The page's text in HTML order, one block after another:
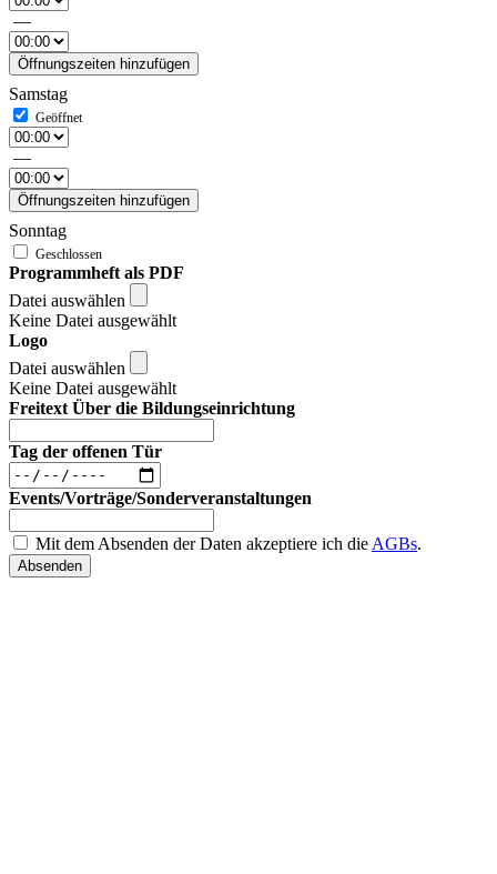
—
Öffnungszeiten hinzufügen
Samstag
—
Öffnungszeiten hinzufügen
Sonntag
Programmheft als PDF
Datei auswählen
Keine Datei ausgewählt
Logo
Datei auswählen
Keine Datei ausgewählt
Freitext Über die Bildungseinrichtung
Tag der offenen Tür
Events/Vorträge/Sonderveranstaltungen
Mit dem Absenden der Daten akzeptiere ich die AGBs.
Absenden